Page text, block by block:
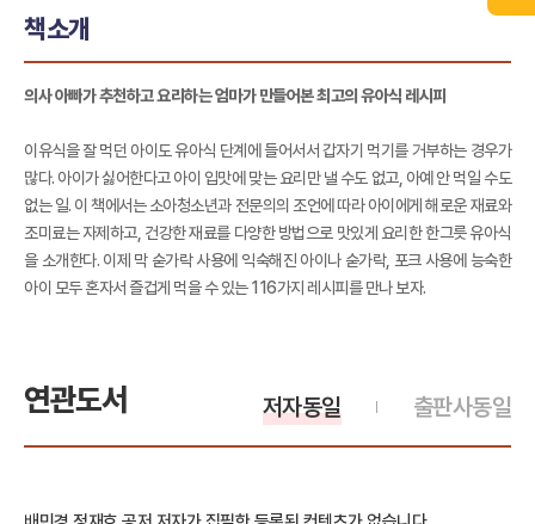
책소개
의사 아빠가 추천하고 요리하는 엄마가 만들어본 최고의 유아식 레시피
이유식을 잘 먹던 아이도 유아식 단계에 들어서서 갑자기 먹기를 거부하는 경우가
많다. 아이가 싫어한다고 아이 입맛에 맞는 요리만 낼 수도 없고, 아예 안 먹일 수도
없는 일. 이 책에서는 소아청소년과 전문의의 조언에 따라 아이에게 해로운 재료와
조미료는 자제하고, 건강한 재료를 다양한 방법으로 맛있게 요리한 한그릇 유아식
을 소개한다. 이제 막 숟가락 사용에 익숙해진 아이나 숟가락, 포크 사용에 능숙한
아이 모두 혼자서 즐겁게 먹을 수 있는 116가지 레시피를 만나 보자.
연관도서 출판사동일
저자동일